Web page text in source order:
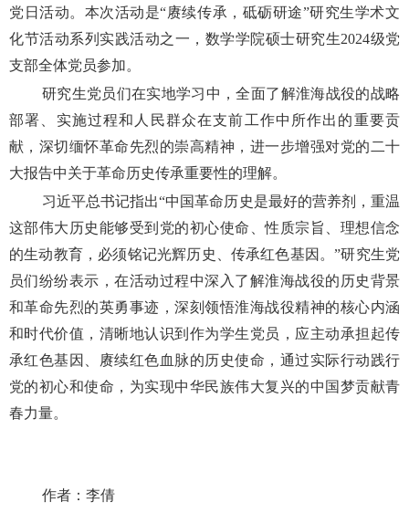
党日活动。 本次活动是“赓续传承，砥砺研途”研究生学术文
化节活动系列实践活动之一，数学学院硕士研究生2024级党
支部全体党员参加。
研究生党员们在实地学习中，全面了解淮海战役的战略
部署、实施过程和人民群众在支前工作中所作出的重要贡
献，深切缅怀革命先烈的崇高精神，进一步增强对党的二十
大报告中关于革命历史传承重要性的理解。
习近平总书记指出“中国革命历史是最好的营养剂，重温
这部伟大历史能够受到党的初心使命、性质宗旨、理想信念
的生动教育，必须铭记光辉历史、传承红色基因。”研究生党
员们纷纷表示，在活动过程中深入了解淮海战役的历史背景
和革命先烈的英勇事迹，深刻领悟淮海战役精神的核心内涵
和时代价值，清晰地认识到作为学生党员，应主动承担起传
承红色基因、赓续红色血脉的历史使命，通过实际行动践行
党的初心和使命，为实现中华民族伟大复兴的中国梦贡献青
春力量。
作者：李倩